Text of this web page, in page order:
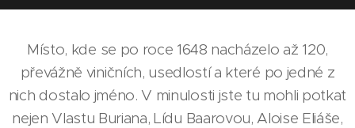
Místo, kde se po roce 1648 nacházelo až 120,
převážně viničních, usedlostí a které po jedné z
nich dostalo jméno. V minulosti jste tu mohli potkat
nejen Vlastu Buriana, Lídu Baarovou, Aloise Eliáše,